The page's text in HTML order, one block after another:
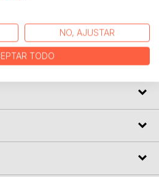
que revela cómo incluso los más
un impacto
de otros.
NO, AJUSTAR
TODO